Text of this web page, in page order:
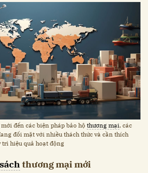
mới đến các biện pháp bảo hộ thương mại, các
đối mặt với nhiều thách thức và cần thích
trì hiệu quả hoạt động
thương mại mới